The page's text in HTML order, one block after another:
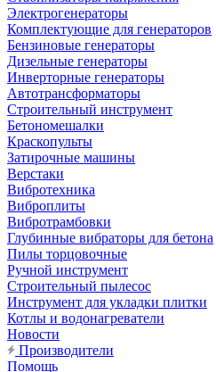
Электрогенераторы
Комплектующие для генераторов
Бензиновые генераторы
Дизельные генераторы
Инверторные генераторы
Автотрансформаторы
Строительный инструмент
Бетономешалки
Краскопульты
Затирочные машины
Верстаки
Вибротехника
Виброплиты
Вибротрамбовки
Глубинные вибраторы для бетона
Пилы торцовочные
Ручной инструмент
Строительный пылесос
Инструмент для укладки плитки
Котлы и водонагреватели
Новости
Производители
Помощь